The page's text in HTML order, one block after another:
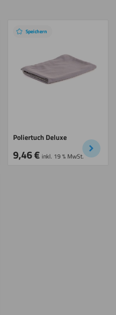
Speichern
Poliertuch Deluxe
9,46€ inkl. 19 % MwSt.